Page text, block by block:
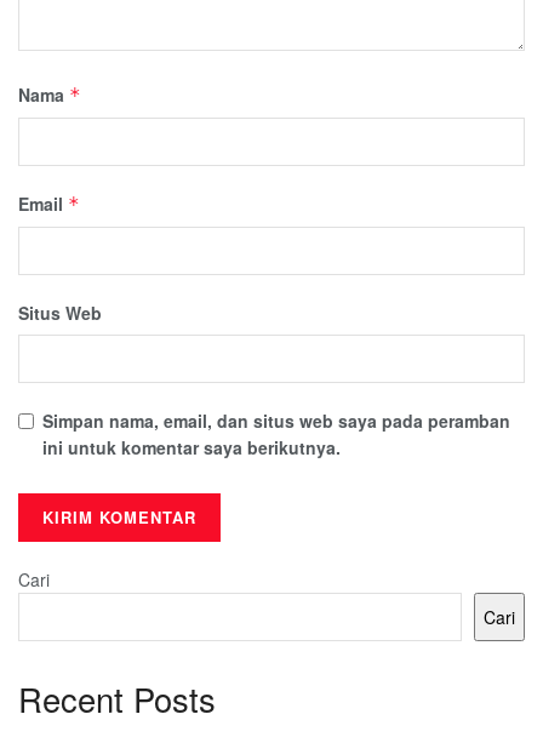
Nama *
Email *
Situs Web
Simpan nama, email, dan situs web saya pada peramban
ini untuk komentar saya berikutnya.
Cari
Cari
Recent Posts